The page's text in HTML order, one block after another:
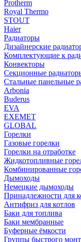
Protherm
Royal Thermo
STOUT
Haier
Радиаторы
Дизайнерские
Комплектующие к
Конвекторы
Секционные
Стальные панельные
Arbonia
Buderus
EVA
EXEMET
GLOBAL
Горелки
Газовые горелки
Горелки на отработке
Жидкотопливные
Комбинированные
Дымоходы
Немецкие дымоходы
Принадлежности для
Антифриз для котлов
Баки для топлива
Баки мембранные
Буферные ёмкости
Группы быстрого